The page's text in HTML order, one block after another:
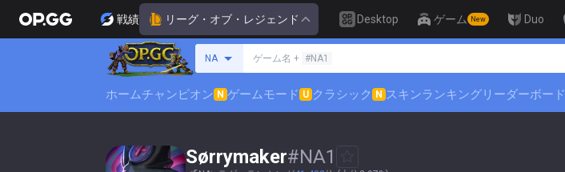
戦績 リーグ・オブ・レジェンド Desktop ゲーム New Duo
NA
サモナーの検索
ゲーム名 + #NA1
ホームチャンピオン N ゲームモード U クラシック N スキンランキングリーダーボード
Sørrymaker#NA1